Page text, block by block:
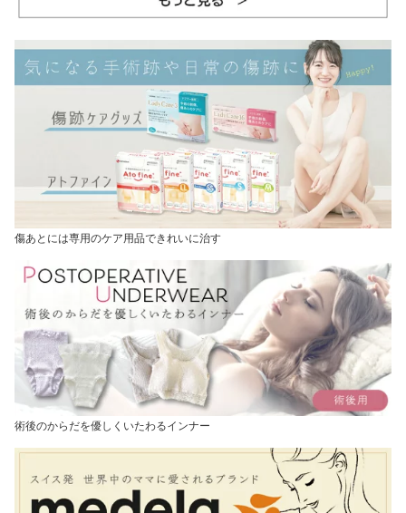
ッズ 乳頭クリーム
傷あとには専用のケア用品できれいに治す
術後のからだを優しくいたわるインナー